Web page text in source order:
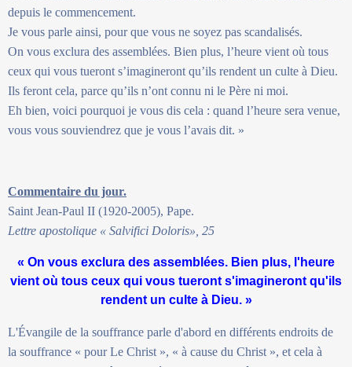
depuis le commencement.
Je vous parle ainsi, pour que vous ne soyez pas scandalisés.
On vous exclura des assemblées. Bien plus, l’heure vient où tous
ceux qui vous tueront s’imagineront qu’ils rendent un culte à Dieu.
Ils feront cela, parce qu’ils n’ont connu ni le Père ni moi.
Eh bien, voici pourquoi je vous dis cela : quand l’heure sera venue,
vous vous souviendrez que je vous l’avais dit. »
Commentaire du jour.
Saint Jean-Paul II (1920-2005), Pape.
Lettre apostolique « Salvifici Doloris», 25
« On vous exclura des assemblées. Bien plus, l'heure
vient où tous ceux qui vous tueront s'imagineront qu'ils
rendent un culte à Dieu. »
L'Évangile de la souffrance parle d'abord en différents endroits de
la souffrance « pour Le Christ », « à cause du Christ », et cela à